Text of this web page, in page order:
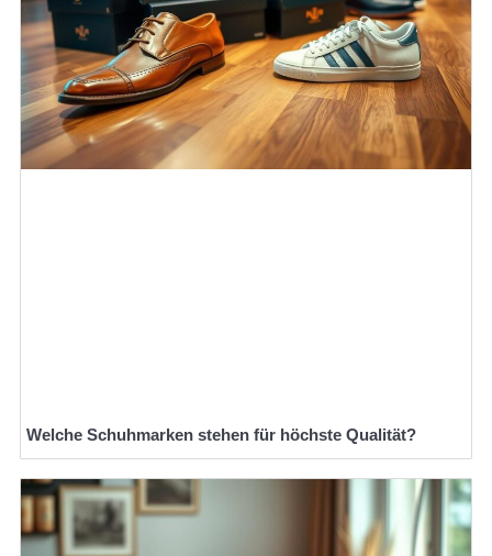
Welche Schuhmarken stehen für höchste Qualität?